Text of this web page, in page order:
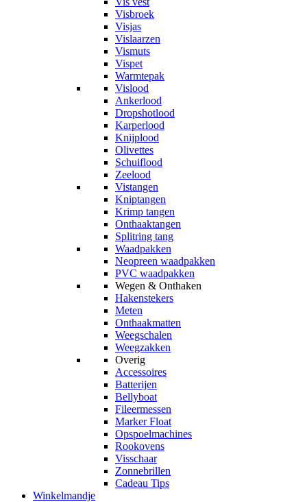
Visbroek
Visjas
Vislaarzen
Vismuts
Vispet
Warmtepak
Vislood
Ankerlood
Dropshotlood
Karperlood
Knijplood
Olivettes
Schuiflood
Zeelood
Vistangen
Kniptangen
Krimp tangen
Onthaaktangen
Splitring tang
Waadpakken
Neopreen waadpakken
PVC waadpakken
Wegen & Onthaken
Hakenstekers
Meten
Onthaakmatten
Weegschalen
Weegzakken
Overig
Accessoires
Batterijen
Bellyboat
Fileermessen
Marker Float
Opspoelmachines
Rookovens
Visschaar
Zonnebrillen
Cadeau Tips
Winkelmandje